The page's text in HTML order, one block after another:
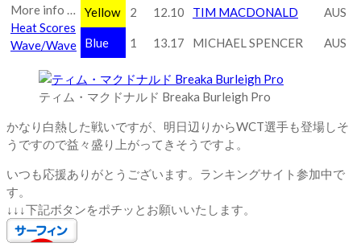
More info …
Heat Scores
Wave/Wave
Yellow 2 12.10 TIM MACDONALD AUS
Blue 1 13.17 MICHAEL SPENCER AUS
ティム・マクドナルド Breaka Burleigh Pro
かなり白熱した戦いですが、明日辺りからWCT選手も登場しそ
うですので益々盛り上がってきそうですよ。
いつも応援ありがとうございます。ランキングサイト参加中で
す。
↓↓↓下記ボタンをポチッとお願いいたします。